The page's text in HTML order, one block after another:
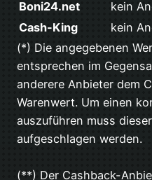
Boni24.net
kein
Cash-King
kein
(*) Die angegebenen
entsprechen im
anderere Anbieter dem
Warenwert. Um einen
auszuführen muss
aufgeschlagen werden.
(**) Der Cashback-